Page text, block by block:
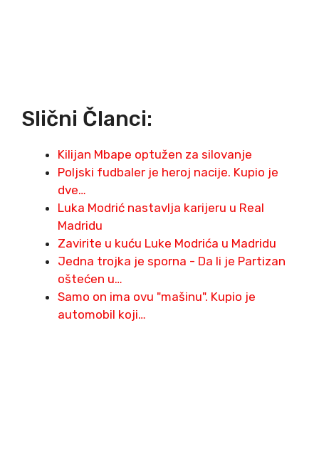
Slični Članci:
Kilijan Mbape optužen za silovanje
Poljski fudbaler je heroj nacije. Kupio je
dve…
Luka Modrić nastavlja karijeru u Real
Madridu
Zavirite u kuću Luke Modrića u Madridu
Jedna trojka je sporna - Da li je Partizan
oštećen u…
Samo on ima ovu "mašinu". Kupio je
automobil koji…